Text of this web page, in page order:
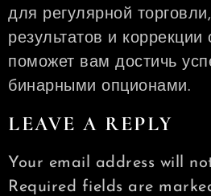
для регулярной
результатов и коррекции
поможет вам достичь
бинарными опционами.
LEAVE A REPLY
Your email address will
Required fields are